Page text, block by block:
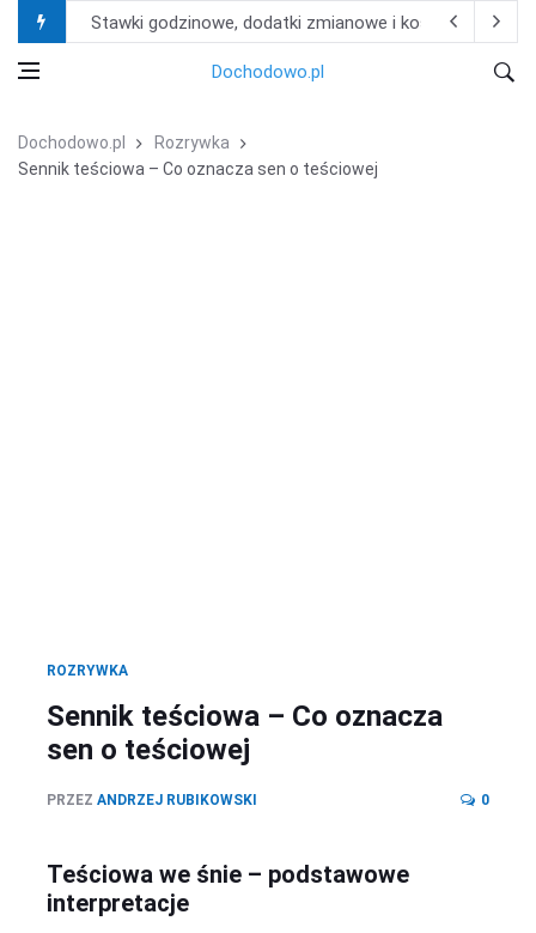
Stawki godzinowe, dodatki zmianowe i koszty życia –
Jak znaleźć właściwy filtr do maszyny bez znajomości
Nie ryzykuj kar od fiskusa! Zobacz, jak księgowość dla
Dochodowo.pl
Dochodowo.pl
Rozrywka
Sennik teściowa – Co oznacza sen o teściowej
ROZRYWKA
Sennik teściowa – Co oznacza
sen o teściowej
PRZEZ ANDRZEJ RUBIKOWSKI 0
Teściowa we śnie – podstawowe
interpretacje